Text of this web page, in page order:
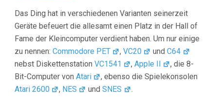
Das Ding hat in verschiedenen Varianten seinerzeit
Geräte befeuert die allesamt einen Platz in der Hall of
Fame der Kleincomputer verdient haben. Um nur einige
zu nennen: Commodore PET ,VC20 undC64
nebst Diskettenstation VC1541 ,Apple II
, die 8-
Bit-Computer von Atari
, ebenso die Spielekonsolen
Atari 2600
, NES undSNES .